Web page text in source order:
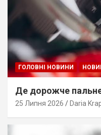
ГОЛОВНІ НОВИНИ
Де дорожче
25 Липня 2026 Daria